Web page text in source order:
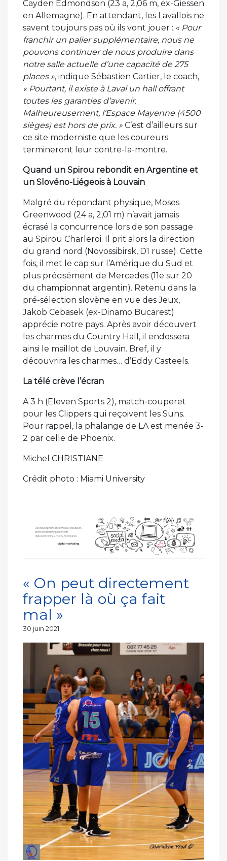
Cayden Edmondson (23 a, 2,06 m, ex-Giessen
en Allemagne). En attendant, les Lavallois ne
savent toujours pas où ils vont jouer : « Pour
franchir un palier supplémentaire, nous ne
pouvons continuer de nous produire dans
notre salle actuelle d’une capacité de 275
places », indique Sébastien Cartier, le coach,
« Pourtant, il existe à Laval un hall offrant
toutes les garanties d’avenir.
Malheureusement, l’Espace Mayenne (4500
sièges) est hors de prix. » C’est d’ailleurs sur
ce site moderniste que les coureurs
termineront leur contre-la-montre.
Quand un Spirou rebondit en Argentine et
un Slovéno-Liégeois à Louvain
Malgré du répondant physique, Moses
Greenwood (24 a, 2,01 m) n’avait jamais
écrasé la concurrence lors de son passage
au Spirou Charleroi. Il prit alors la direction
du grand nord (Novossibirsk, D1 russe). Cette
fois, il met le cap sur l’Amérique du Sud et
plus précisément de Mercedes (11e sur 20
du championnat argentin). Retenu dans la
pré-sélection slovène en vue des Jeux,
Jakob Cebasek (ex-Dinamo Bucarest)
apprécie notre pays. Après avoir découvert
les charmes du Country Hall, il endossera
ainsi le maillot de Louvain. Bref, il y
découvrira les charmes… d’Eddy Casteels.
La télé crève l’écran
A 3 h (Eleven Sports 2), match-couperet
pour les Clippers qui reçoivent les Suns.
Pour rappel, la phalange de LA est menée 3-
2 par celle de Phoenix.
Michel CHRISTIANE
Crédit photo : Miami University
« On peut directement
frapper là où ça fait
mal »
Publié
30 juin 2021